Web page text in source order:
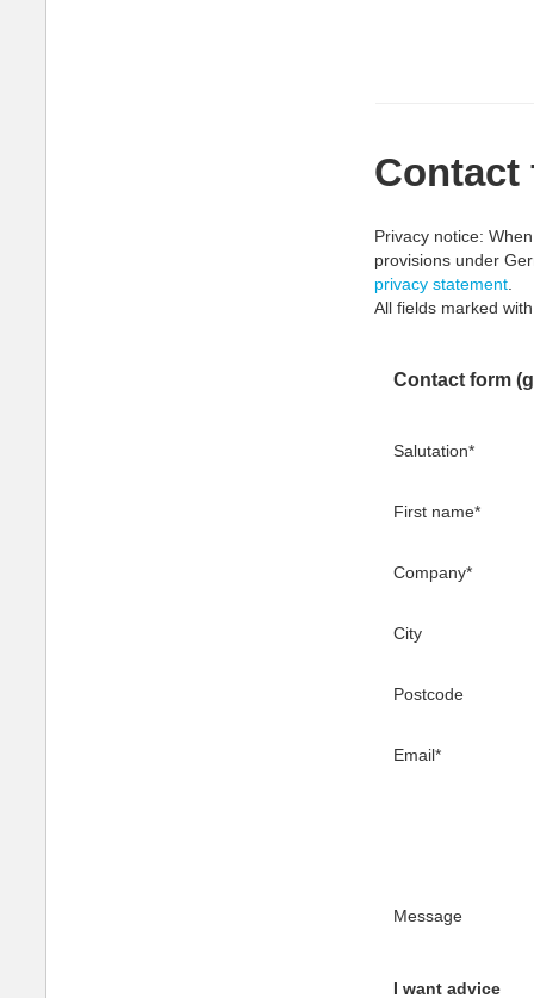
Contact
Privacy notice:
provisions under
privacy statement
All fields marked
Contact form
Salutation*
First name*
Company*
City
Postcode
Email*
Message
I want advice